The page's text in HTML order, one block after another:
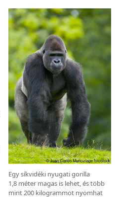
Egy síkvidéki nyugati gorilla
1,8 méter magas is lehet, és több
mint 200 kilogrammot nyomhat